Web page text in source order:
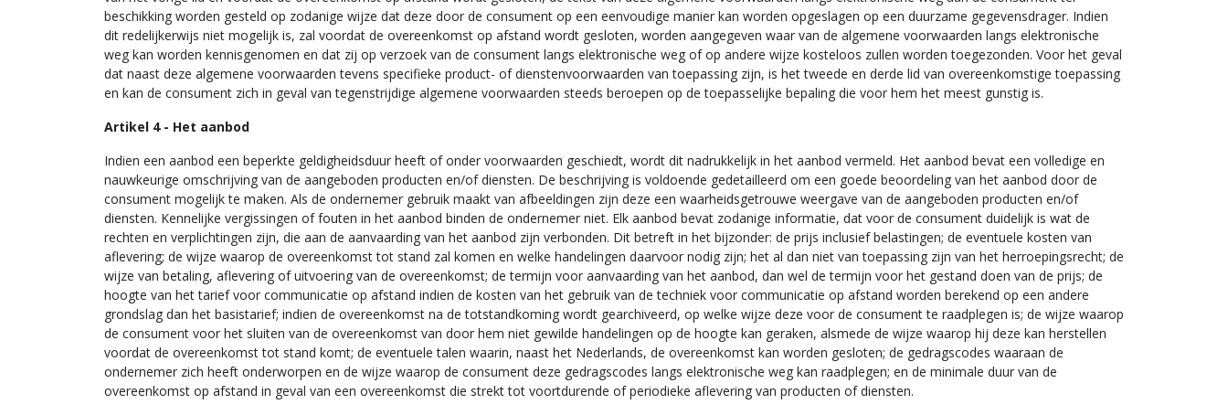
beschikking worden gesteld op zodanige wijze dat deze door de consument op een eenvoudige manier kan worden opgeslagen op een duurzame gegevensdrager. Indien
dit redelijkerwijs niet mogelijk is, zal voordat de overeenkomst op afstand wordt gesloten, worden aangegeven waar van de algemene voorwaarden langs elektronische
weg kan worden kennisgenomen en dat zij op verzoek van de consument langs elektronische weg of op andere wijze kosteloos zullen worden toegezonden. Voor het geval
dat naast deze algemene voorwaarden tevens specifieke product- of dienstenvoorwaarden van toepassing zijn, is het tweede en derde lid van overeenkomstige toepassing
en kan de consument zich in geval van tegenstrijdige algemene voorwaarden steeds beroepen op de toepasselijke bepaling die voor hem het meest gunstig is.
Artikel 4 - Het aanbod
Indien een aanbod een beperkte geldigheidsduur heeft of onder voorwaarden geschiedt, wordt dit nadrukkelijk in het aanbod vermeld. Het aanbod bevat een volledige en
nauwkeurige omschrijving van de aangeboden producten en/of diensten. De beschrijving is voldoende gedetailleerd om een goede beoordeling van het aanbod door de
consument mogelijk te maken. Als de ondernemer gebruik maakt van afbeeldingen zijn deze een waarheidsgetrouwe weergave van de aangeboden producten en/of
diensten. Kennelijke vergissingen of fouten in het aanbod binden de ondernemer niet. Elk aanbod bevat zodanige informatie, dat voor de consument duidelijk is wat de
rechten en verplichtingen zijn, die aan de aanvaarding van het aanbod zijn verbonden. Dit betreft in het bijzonder: de prijs inclusief belastingen; de eventuele kosten van
aflevering; de wijze waarop de overeenkomst tot stand zal komen en welke handelingen daarvoor nodig zijn; het al dan niet van toepassing zijn van het herroepingsrecht; de
wijze van betaling, aflevering of uitvoering van de overeenkomst; de termijn voor aanvaarding van het aanbod, dan wel de termijn voor het gestand doen van de prijs; de
hoogte van het tarief voor communicatie op afstand indien de kosten van het gebruik van de techniek voor communicatie op afstand worden berekend op een andere
grondslag dan het basistarief; indien de overeenkomst na de totstandkoming wordt gearchiveerd, op welke wijze deze voor de consument te raadplegen is; de wijze waarop
de consument voor het sluiten van de overeenkomst van door hem niet gewilde handelingen op de hoogte kan geraken, alsmede de wijze waarop hij deze kan herstellen
voordat de overeenkomst tot stand komt; de eventuele talen waarin, naast het Nederlands, de overeenkomst kan worden gesloten; de gedragscodes waaraan de
ondernemer zich heeft onderworpen en de wijze waarop de consument deze gedragscodes langs elektronische weg kan raadplegen; en de minimale duur van de
overeenkomst op afstand in geval van een overeenkomst die strekt tot voortdurende of periodieke aflevering van producten of diensten.